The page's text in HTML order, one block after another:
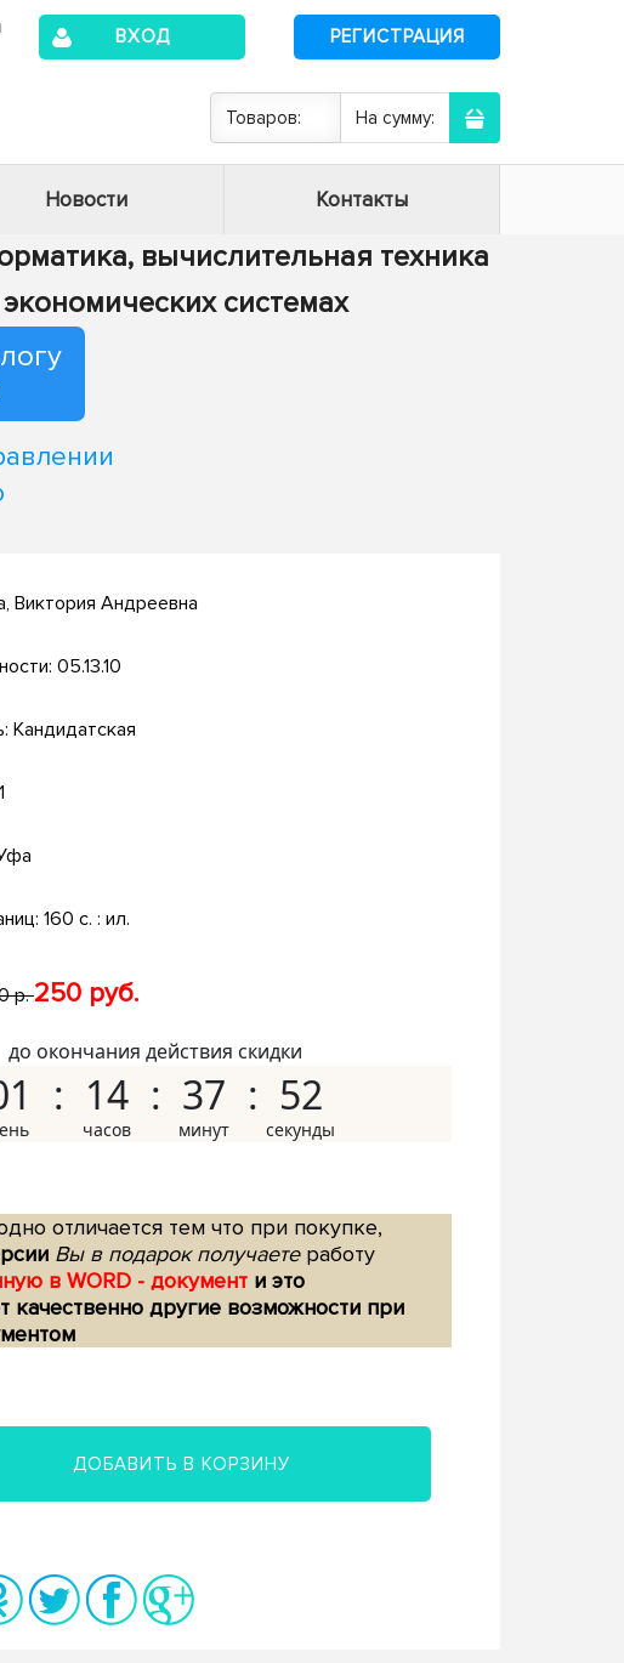
ВХОД РЕГИСТРАЦИЯ
Товаров: На сумму:
Новости Контакты
вычислительная техника
системах
Виктория Андреевна
05.13.10
Кандидатская
160 с. : ил.
р.250 руб.
до окончания действия скидки
14 37 51
отличается тем что при покупке,
Вы в подарок получаетеработу
в WORD - документ и это
качественно другие возможности при
ДОБАВИТЬ В КОРЗИНУ